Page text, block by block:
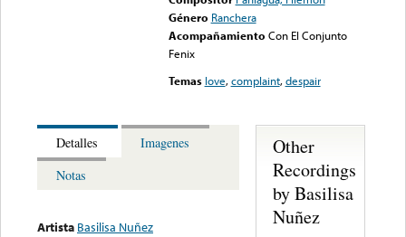
Género Ranchera
Acompañamiento Con El Conjunto
Fenix
Temas love,complaint,despair
Detalles
Imagenes
Notas
Artista Basilisa Nuñez
Other
Recordings
by Basilisa
Nuñez